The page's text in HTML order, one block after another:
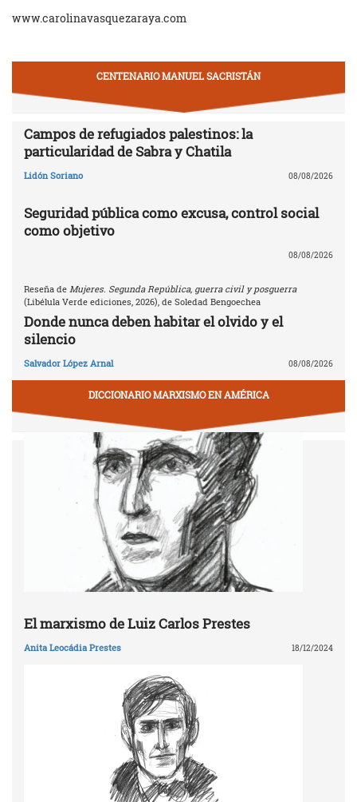
www.carolinavasquezaraya.com
CENTENARIO MANUEL SACRISTÁN
Campos de refugiados palestinos: la
particularidad de Sabra y Chatila
Lidón Soriano 08/08/2026
Seguridad pública como excusa, control social
como objetivo
08/08/2026
Reseña de Mujeres. Segunda República, guerra civil y posguerra
(Libélula Verde ediciones, 2026), de Soledad Bengoechea
Donde nunca deben habitar el olvido y el
silencio
Salvador López Arnal 08/08/2026
DICCIONARIO MARXISMO EN AMÉRICA
El marxismo de Luiz Carlos Prestes
Anita Leocádia Prestes 18/12/2024